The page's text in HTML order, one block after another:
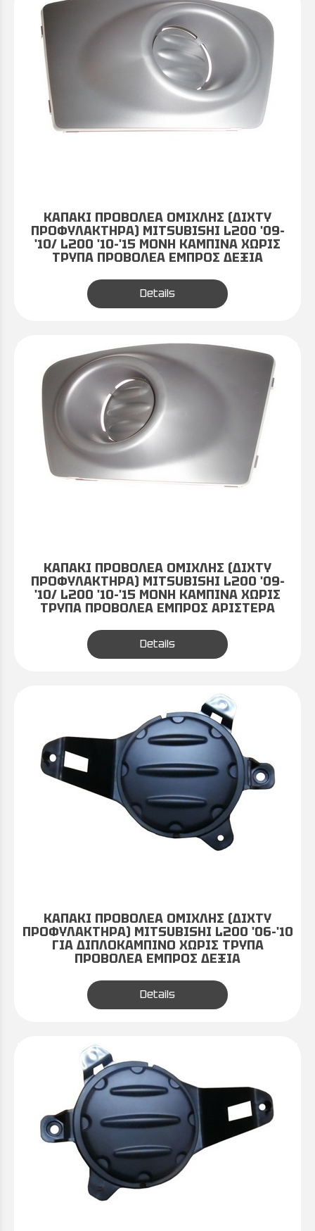
ΚΑΠΑΚΙ ΠΡΟΒΟΛΕΑ ΟΜΙΧΛΗΣ (ΔΙΧΤΥ
ΠΡΟΦΥΛΑΚΤΗΡΑ) MITSUBISHI L200 '09-
'10/ L200 '10-'15 ΜΟΝΗ ΚΑΜΠΙΝΑ ΧΩΡΙΣ
ΤΡΥΠΑ ΠΡΟΒΟΛΕΑ ΕΜΠΡΟΣ ΔΕΞΙΑ
Details
ΚΑΠΑΚΙ ΠΡΟΒΟΛΕΑ ΟΜΙΧΛΗΣ (ΔΙΧΤΥ
ΠΡΟΦΥΛΑΚΤΗΡΑ) MITSUBISHI L200 '09-
'10/ L200 '10-'15 ΜΟΝΗ ΚΑΜΠΙΝΑ ΧΩΡΙΣ
ΤΡΥΠΑ ΠΡΟΒΟΛΕΑ ΕΜΠΡΟΣ ΑΡΙΣΤΕΡΑ
Details
ΚΑΠΑΚΙ ΠΡΟΒΟΛΕΑ ΟΜΙΧΛΗΣ (ΔΙΧΤΥ
ΠΡΟΦΥΛΑΚΤΗΡΑ) MITSUBISHI L200 '06-'10
ΓΙΑ ΔΙΠΛΟΚΑΜΠΙΝΟ ΧΩΡΙΣ ΤΡΥΠΑ
ΠΡΟΒΟΛΕΑ ΕΜΠΡΟΣ ΔΕΞΙΑ
Details